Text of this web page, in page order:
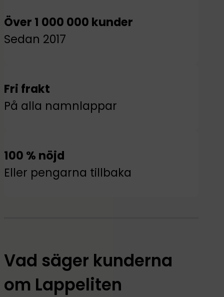
Över 1 000 000 kunder
Sedan 2017
Fri frakt
På alla namnlappar
100 % nöjd
Eller pengarna tillbaka
Vad säger kunderna
om Lappeliten